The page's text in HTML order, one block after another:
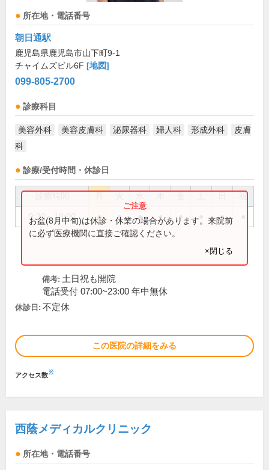
所在地・電話番号
朝日通駅
鹿児島県鹿児島市山下町9-1
チャイムズビル6F [地図]
099-805-2700
診療科目
美容外科 美容皮膚科 泌尿器科 婦人科 形成外科
皮膚
科
診療/受付時間・休診日
祝
9:30～18:00 ● ● ● ● ● ●
お盆(8月中旬)は休診・休業の場合があります。来院前
に必ず医療機関に直接ご確認ください。
×閉じる
備考: 土日祝も開院
電話受付 07:00~23:00 年中無休
休診日: 不定休
この医院の詳細をみる
アクセス数※
西蔭メディカルクリニック
所在地・電話番号